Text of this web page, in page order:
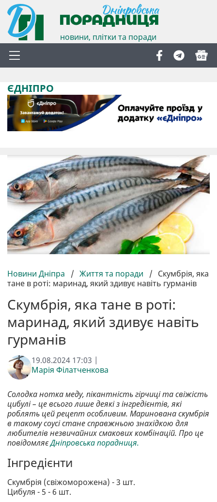
новини, плітки та поради
ЄДНІПРО
Новини Дніпра / Життя та поради / Скумбрія, яка
тане в роті: маринад, який здивує навіть гурманів
Скумбрія, яка тане в роті:
маринад, який здивує навіть
гурманів
19.08.2024 17:03 |
Марія Філатченкова
Солодка нотка меду, пікантність гірчиці та свіжість
цибулі – це всього лише деякі з інгредієнтів, які
роблять цей рецепт особливим. Маринована скумбрія
в такому соусі стане справжньою знахідкою для
любителів незвичайних смакових комбінацій. Про це
повідомляєДніпровська порадниця.
Інгредієнти
Скумбрія (свіжоморожена) - 3 шт.
Цибуля - 5 - 6 шт.